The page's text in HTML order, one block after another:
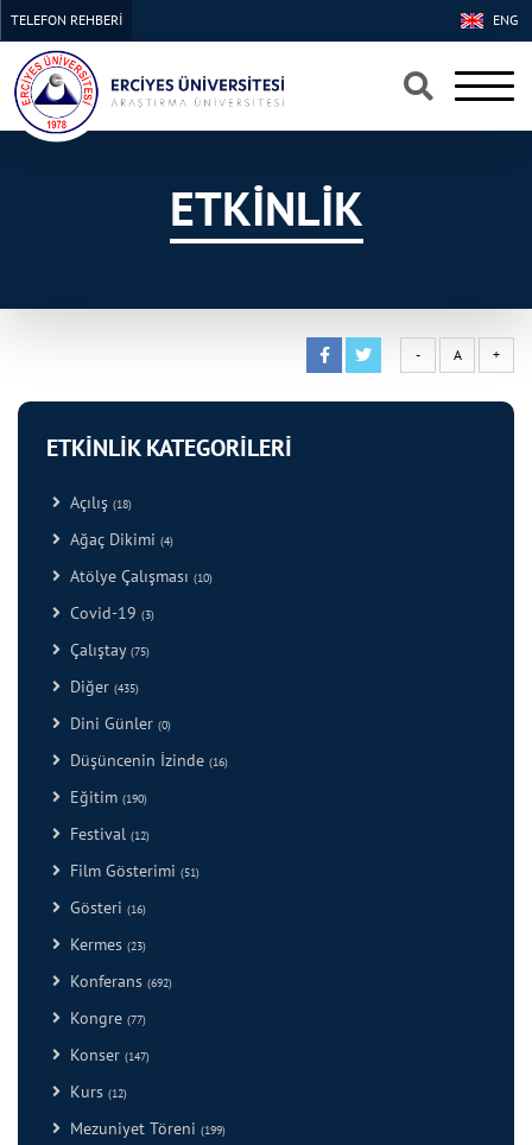
×
×
ENG
TELEFON REHBERİ
ETKİNLİK
- A +
ETKİNLİK KATEGORİLERİ
Açılış (18)
Ağaç Dikimi (4)
Atölye Çalışması (10)
Covid-19 (3)
Çalıştay (75)
Diğer (435)
Dini Günler (0)
Düşüncenin İzinde (16)
Eğitim (190)
Festival (12)
Film Gösterimi (51)
Gösteri (16)
Kermes (23)
Konferans (692)
Kongre (77)
Konser (147)
Kurs (12)
Mezuniyet Töreni (199)